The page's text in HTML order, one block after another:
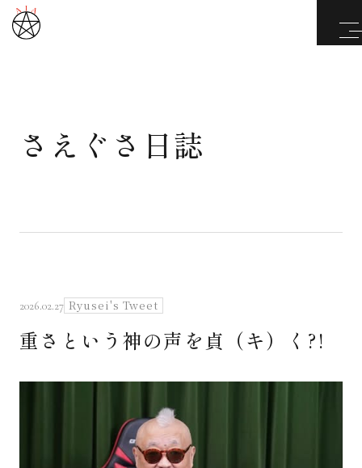
武道と医道
さえぐさ日誌
映像庫
Godo AIAとは
さえぐさ日誌
2026.02.27 Ryusei's Tweet
重さという神の声を貞（キ）く?!